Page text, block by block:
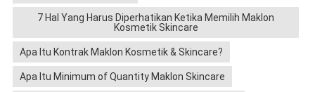
7 Hal Yang Harus Diperhatikan Ketika Memilih Maklon
Kosmetik Skincare
Apa Itu Kontrak Maklon Kosmetik & Skincare?
Apa Itu Minimum of Quantity Maklon Skincare